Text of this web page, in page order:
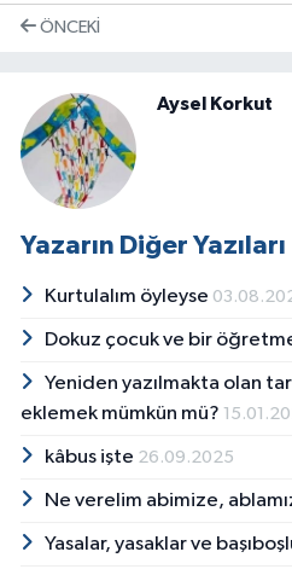
ÖNCEKI
Aysel Korkut
Yazarın Diğer Yazıları
Kurtulalım öyleyse
Dokuz çocuk ve bir
Yeniden yazılmakta olan
eklemek mümkün mü?
kâbus işte 26.09.2025
Ne verelim abimize,
Yasalar, yasaklar ve